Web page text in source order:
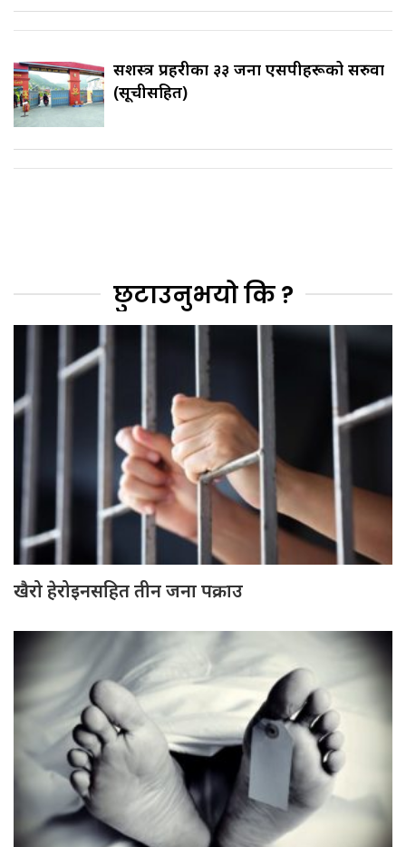
सशस्त्र प्रहरीका ३३ जना एसपीहरूको सरुवा
(सूचीसहित)
छुटाउनुभयो कि ?
खैरो हेरोइनसहित तीन जना पक्राउ